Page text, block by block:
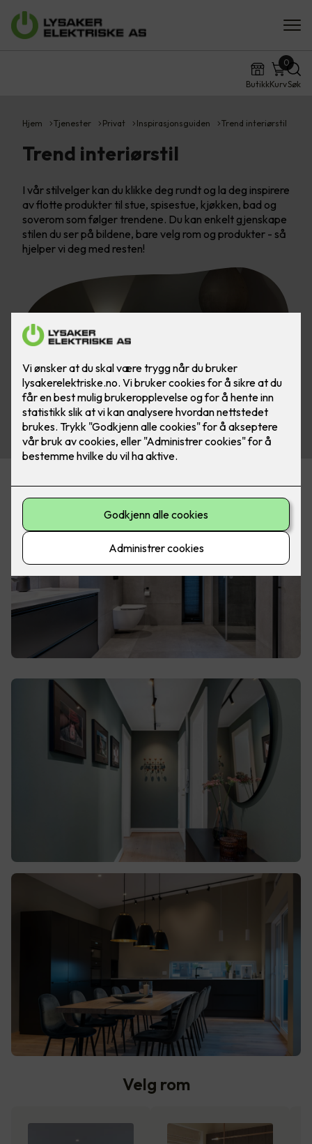
ButikkKurv
0
Søk
Hjem Tjenester Privat Inspirasjonsguiden Trend interiørstil
Trend interiørstil
I vår stilvelger kan du klikke deg rundt og la deg inspirere
av flotte produkter til stue, spisestue, kjøkken, bad og
soverom som følger trendene. Du kan enkelt gjenskape
stilen du ser på bildene, bare velg rom og produkter - så
hjelper vi deg med resten!
Velg rom